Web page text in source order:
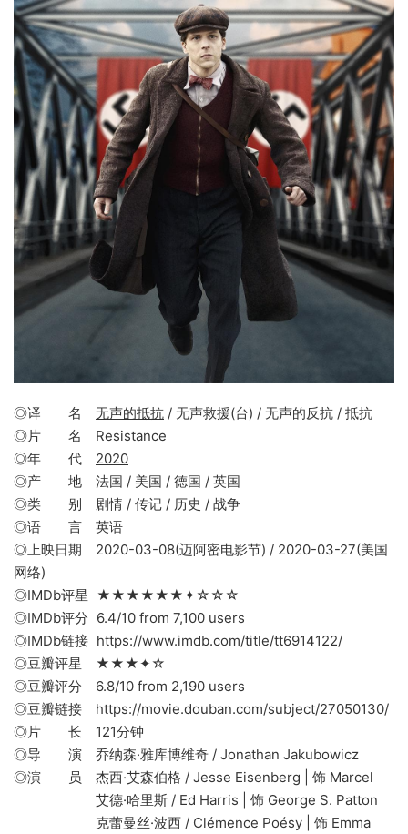
◎译 名 无声的抵抗 / 无声救援(台) / 无声的反抗 / 抵抗
◎片 名 Resistance
◎年 代 2020
◎产 地 法国 / 美国 / 德国 / 英国
◎类 别 剧情 / 传记 / 历史 / 战争
◎语 言 英语
◎上映日期 2020-03-08(迈阿密电影节) / 2020-03-27(美国
网络)
◎IMDb评星 ★★★★★★✦☆☆☆
◎IMDb评分 6.4/10 from 7,100 users
◎IMDb链接 https://www.imdb.com/title/tt6914122/
◎豆瓣评星 ★★★✦☆
◎豆瓣评分 6.8/10 from 2,190 users
◎豆瓣链接 https://movie.douban.com/subject/27050130/
◎片 长 121分钟
◎导 演 乔纳森·雅库博维奇 / Jonathan Jakubowicz
◎演 员 杰西·艾森伯格 / Jesse Eisenberg | 饰 Marcel
艾德·哈里斯 / Ed Harris | 饰 George S. Patton
克蕾曼丝·波西 / Clémence Poésy | 饰 Emma